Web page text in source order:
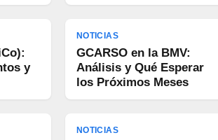
y
NOTICIAS
GCARSO en la BMV:
Análisis y Qué Esperar
los Próximos Meses
NOTICIAS